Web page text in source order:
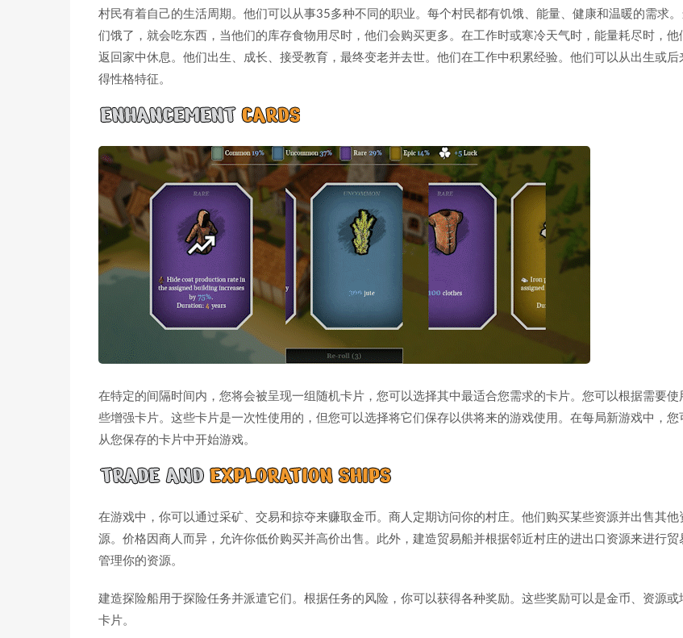
村民有着自己的生活周期。他们可以从事35多种不同的职业。每个村民都有饥饿、能量、健康和温暖的需求
们饿了，就会吃东西，当他们的库存食物用尽时，他们会购买更多。在工作时或寒冷天气时，能量耗尽时，他
返回家中休息。他们出生、成长、接受教育，最终变老并去世。他们在工作中积累经验。他们可以从出生或后
得性格特征。
在特定的间隔时间内，您将会被呈现一组随机卡片，您可以选择其中最适合您需求的卡片。您可以根据需要使
些增强卡片。这些卡片是一次性使用的，但您可以选择将它们保存以供将来的游戏使用。在每局新游戏中，您
从您保存的卡片中开始游戏。
在游戏中，你可以通过采矿、交易和掠夺来赚取金币。商人定期访问你的村庄。他们购买某些资源并出售其他
源。价格因商人而异，允许你低价购买并高价出售。此外，建造贸易船并根据邻近村庄的进出口资源来进行贸
管理你的资源。
建造探险船用于探险任务并派遣它们。根据任务的风险，你可以获得各种奖励。这些奖励可以是金币、资源或
卡片。